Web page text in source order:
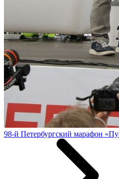
98-й Петербургский марафон